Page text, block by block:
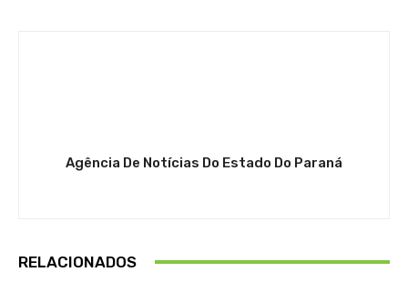
Agência De Notícias Do Estado Do Paraná
RELACIONADOS